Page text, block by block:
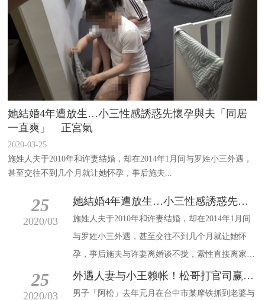
她結婚4年遭放生…小三性感誘惑先懷孕與夫「同居
一直爽」 正宮氣
2020-03-25
施姓人夫于2010年和许妻结婚，却在2014年1月间与罗姓小三外遇，
甚至交往不到几个月就让她怀孕，事后施夫...
25
2020/03
她結婚4年遭放生…小三性感誘惑先懷孕與夫「同居一直爽」 正宮氣
施姓人夫于2010年和许妻结婚，却在2014年1月间
与罗姓小三外遇，甚至交往不到几个月就让她怀
孕，事后施夫与许妻离婚谈不拢，索性直接离家与
小三在外同居至今，许妻不满丈夫持续与小三外
遇，向2人求偿200万元；北院日前判
25
2020/03
外遇人妻与小王赖帐！松哥打官司赢得百万
男子「阿松」去年元月在台中市某摩铁抓到老婆与